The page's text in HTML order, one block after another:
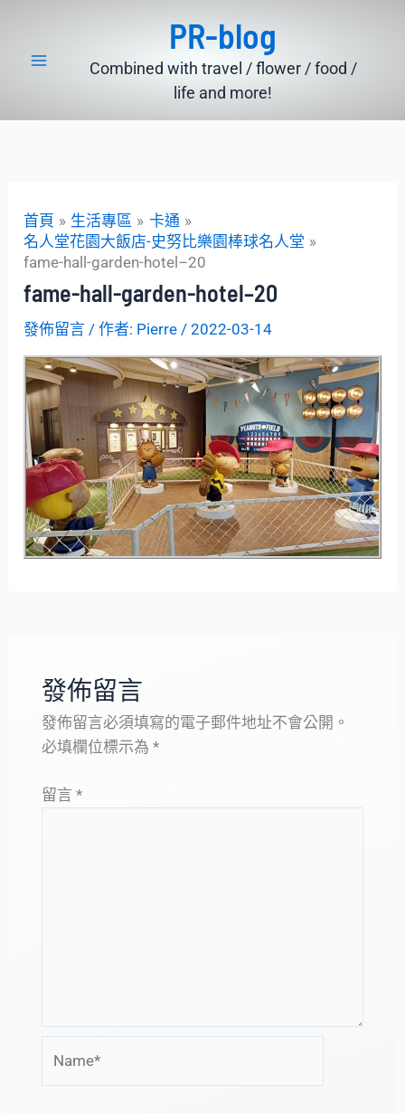
PR-blog
Combined with travel / flower / food /
life and more!
首頁 生活專區
卡通
名人堂花園大飯店-史努比樂園棒球名人堂
fame-hall-garden-hotel–20
fame-hall-garden-hotel–20
發佈留言 / 作者: Pierre /2022-03-14
發佈留言
發佈留言必須填寫的電子郵件地址不會公開。
必填欄位標示為 *
留言 *